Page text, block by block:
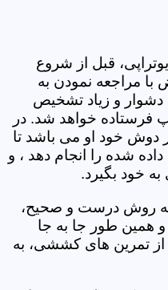
قبل از شروع
با مراجعه نمودن به
و زیاد تشخیص
فرستاده خواهد شد. در
دوش خود او می باشد تا
شده را انجام دهد ، و
خود بگیرد.
به روش درست و صحیح،
و همین طور جا به جا
از تمرین های کششی، به